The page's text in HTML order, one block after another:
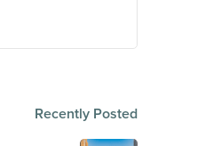
Recently Posted